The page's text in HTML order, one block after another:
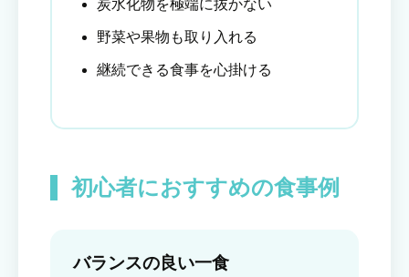
炭水化物を極端に抜かない
野菜や果物も取り入れる
継続できる食事を心掛ける
初心者におすすめの食事例
バランスの良い一食